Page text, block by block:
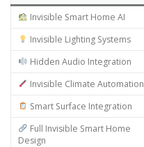
Invisible Smart Home AI
Invisible Lighting Systems
Hidden Audio Integration
Invisible Climate Automation
Smart Surface Integration
Full Invisible Smart Home
Design